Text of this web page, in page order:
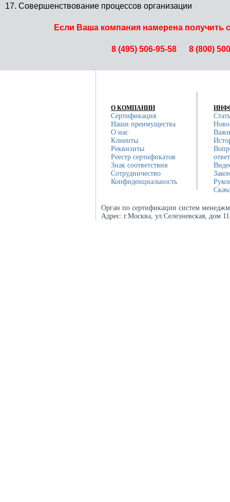
17. Совершенствование процессов организации
Если Ваша компания намерена получить
8 (495) 506-95-58 8 (800)
О КОМПАНИИ
Сертификация
Наши преимущества
О нас
Клиенты
Реквизиты
Реестр сертификатов
Знак соответствия
Сотрудничество
Конфиденциальность
Орган по сертификации систем
Адрес: г.Москва, ул.Селезневская, дом